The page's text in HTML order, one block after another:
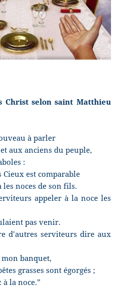
Christ selon saint Matthieu
à parler
aux anciens du peuple,
:
Cieux est comparable
noces de son fils.
appeler à la noce les
pas venir.
d’autres serviteurs dire aux
mon banquet,
grasses sont égorgés ;
la noce.”